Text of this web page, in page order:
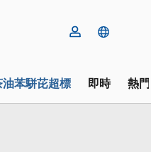
油苯駢芘超標 即時 熱